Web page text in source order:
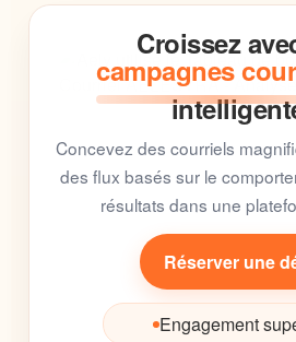
Croissez
campagnes
Concevez des courriels
des flux basés sur le
résultats dans une
Réserver une
Engagement